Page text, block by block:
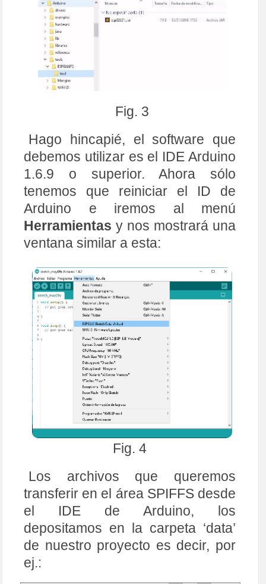
Fig. 3
Hago hincapié, el software que
debemos utilizar es el IDE Arduino
1.6.9 o superior. Ahora sólo
tenemos que reiniciar el ID de
Arduino e iremos al menú
Herramientas y nos mostrará una
ventana similar a esta:
Fig. 4
Los archivos que queremos
transferir en el área SPIFFS desde
el IDE de Arduino, los
depositamos en la carpeta ‘data’
de nuestro proyecto es decir, por
ej.: